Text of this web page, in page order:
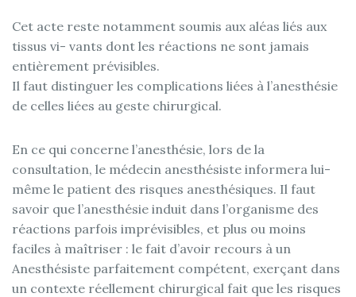
Cet acte reste notamment soumis aux aléas liés aux
tissus vi- vants dont les réactions ne sont jamais
entièrement prévisibles.
Il faut distinguer les complications liées à l’anesthésie
de celles liées au geste chirurgical.
En ce qui concerne l’anesthésie, lors de la
consultation, le médecin anesthésiste informera lui-
même le patient des risques anesthésiques. Il faut
savoir que l’anesthésie induit dans l’organisme des
réactions parfois imprévisibles, et plus ou moins
faciles à maîtriser : le fait d’avoir recours à un
Anesthésiste parfaitement compétent, exerçant dans
un contexte réellement chirurgical fait que les risques